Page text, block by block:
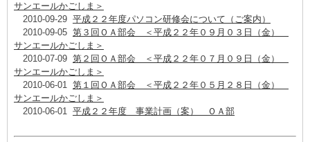
サンエールかごしま＞
2010-09-29 平成２２年度パソコン研修会について（ご案内）
2010-09-05 第３回ＯＡ部会 ＜平成２２年０９月０３日（金）
サンエールかごしま＞
2010-07-09 第２回ＯＡ部会 ＜平成２２年０７月０９日（金）
サンエールかごしま＞
2010-06-01 第１回ＯＡ部会 ＜平成２２年０５月２８日（金）
サンエールかごしま＞
2010-06-01 平成２２年度 事業計画（案） ＯＡ部